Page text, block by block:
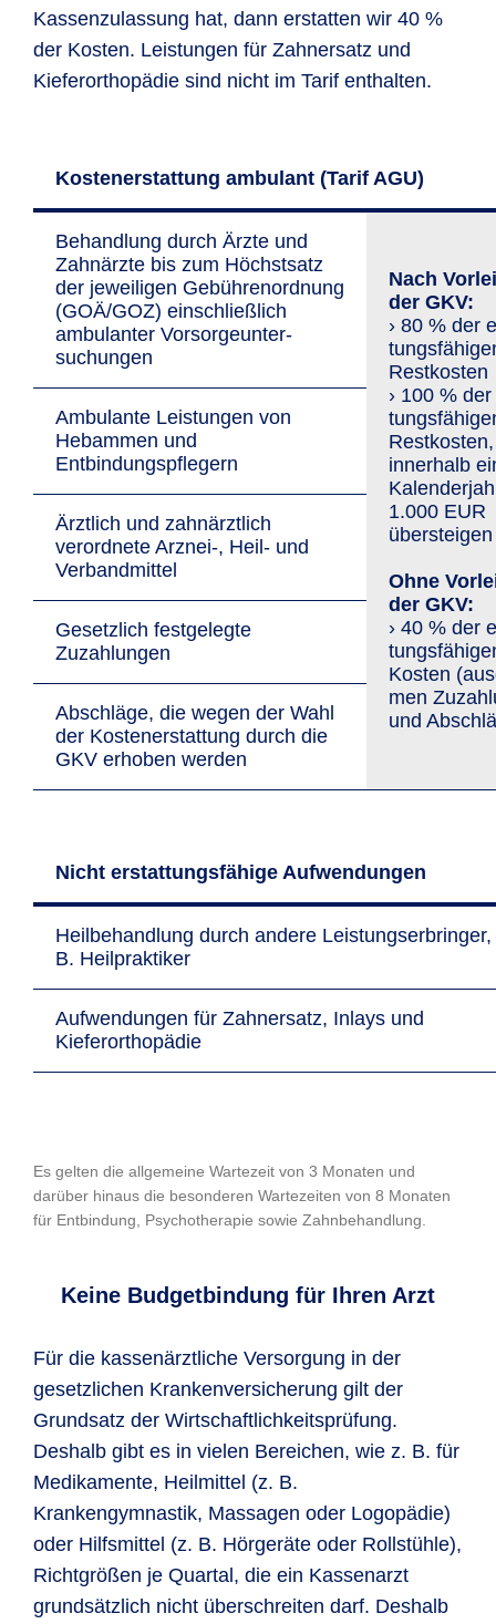
Kassenzulassung hat, dann erstatten wir 40 %
der Kosten. Leistungen für Zahnersatz und
Kieferorthopädie sind nicht im Tarif enthalten.
Kostenerstattung ambulant (Tarif AGU)
Behandlung durch Ärzte und
Zahnärzte bis zum Höchstsatz
der jewei­ligen Gebührenordnung
(GOÄ/GOZ) ein­schließ­lich
ambulanter Vor­sorge­unter­
suchungen
Nach
der GKV:
› 80 % der
Restkosten
› 100 %
innerhalb
1.000 EUR
übersteigen
Ohne
der GKV:
› 40 % der
Kosten
men
und
Ambulante Leistungen von
Hebammen und
Entbindungspflegern
Ärztlich und zahn­ärztlich
verordnete Arznei-, Heil- und
Verbandmittel
Gesetzlich festgelegte
Zuzahlungen
Abschläge, die wegen der Wahl
der Kosten­erstattung durch die
GKV erhoben werden
Nicht erstattungsfähige Aufwendungen
Heilbehandlung durch andere
B. Heilpraktiker
Aufwendungen für Zahnersatz, Inlays und
Kieferorthopädie
Es gelten die allgemeine Wartezeit von 3 Monaten und
darüber hinaus die besonderen Wartezeiten von 8 Monaten
für Entbindung, Psychotherapie sowie Zahnbehandlung.
Keine Budgetbindung für Ihren Arzt
Für die kassenärztliche Versorgung in der
gesetzlichen Krankenversicherung gilt der
Grundsatz der Wirtschaftlichkeitsprüfung.
Deshalb gibt es in vielen Bereichen, wie z. B. für
Medikamente, Heilmittel (z. B.
Krankengymnastik, Massagen oder Logopädie)
oder Hilfsmittel (z. B. Hörgeräte oder Rollstühle),
Richtgrößen je Quartal, die ein Kassenarzt
grundsätzlich nicht überschreiten darf. Deshalb